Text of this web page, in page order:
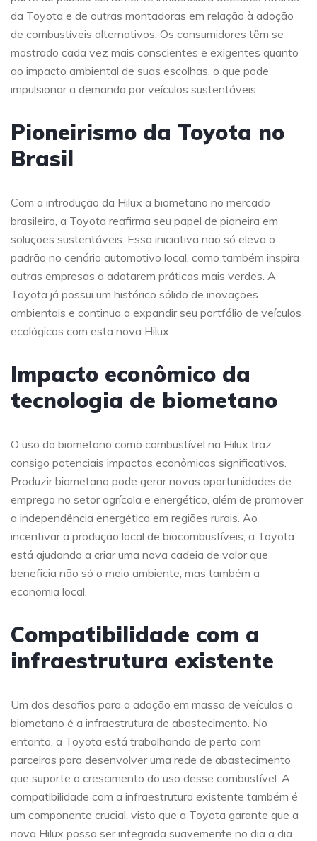
da Toyota e de outras montadoras em relação à adoção
de combustíveis alternativos. Os consumidores têm se
mostrado cada vez mais conscientes e exigentes quanto
ao impacto ambiental de suas escolhas, o que pode
impulsionar a demanda por veículos sustentáveis.
Pioneirismo da Toyota no
Brasil
Com a introdução da Hilux a biometano no mercado
brasileiro, a Toyota reafirma seu papel de pioneira em
soluções sustentáveis. Essa iniciativa não só eleva o
padrão no cenário automotivo local, como também inspira
outras empresas a adotarem práticas mais verdes. A
Toyota já possui um histórico sólido de inovações
ambientais e continua a expandir seu portfólio de veículos
ecológicos com esta nova Hilux.
Impacto econômico da
tecnologia de biometano
O uso do biometano como combustível na Hilux traz
consigo potenciais impactos econômicos significativos.
Produzir biometano pode gerar novas oportunidades de
emprego no setor agrícola e energético, além de promover
a independência energética em regiões rurais. Ao
incentivar a produção local de biocombustíveis, a Toyota
está ajudando a criar uma nova cadeia de valor que
beneficia não só o meio ambiente, mas também a
economia local.
Compatibilidade com a
infraestrutura existente
Um dos desafios para a adoção em massa de veículos a
biometano é a infraestrutura de abastecimento. No
entanto, a Toyota está trabalhando de perto com
parceiros para desenvolver uma rede de abastecimento
que suporte o crescimento do uso desse combustível. A
compatibilidade com a infraestrutura existente também é
um componente crucial, visto que a Toyota garante que a
nova Hilux possa ser integrada suavemente no dia a dia